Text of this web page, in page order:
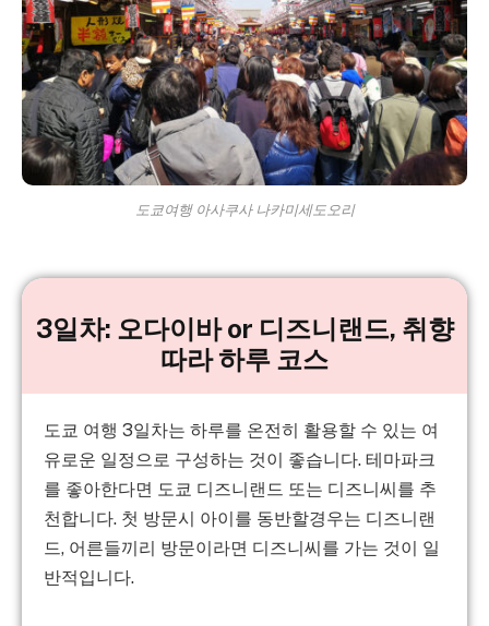
도쿄여행 아사쿠사 나카미세도오리
3일차: 오다이바 or 디즈니랜드, 취향
따라 하루 코스
도쿄 여행 3일차는 하루를 온전히 활용할 수 있는 여
유로운 일정으로 구성하는 것이 좋습니다. 테마파크
를 좋아한다면 도쿄 디즈니랜드 또는 디즈니씨를 추
천합니다. 첫 방문시 아이를 동반할경우는 디즈니랜
드, 어른들끼리 방문이라면 디즈니씨를 가는 것이 일
반적입니다.